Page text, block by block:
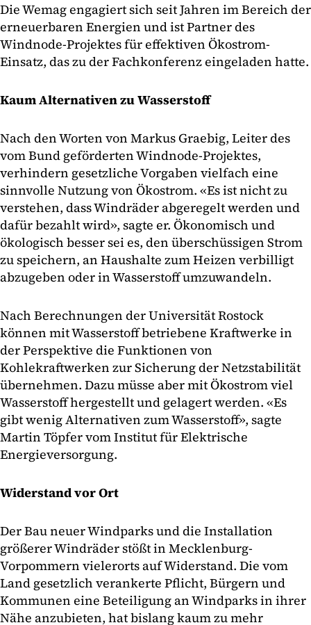
Die Wemag engagiert sich seit Jahren im Bereich der
erneuerbaren Energien und ist Partner des
Windnode-Projektes für effektiven Ökostrom-
Einsatz, das zu der Fachkonferenz eingeladen hatte.
Kaum Alternativen zu Wasserstoff
Nach den Worten von Markus Graebig, Leiter des
vom Bund geförderten Windnode-Projektes,
verhindern gesetzliche Vorgaben vielfach eine
sinnvolle Nutzung von Ökostrom. «Es ist nicht zu
verstehen, dass Windräder abgeregelt werden und
dafür bezahlt wird», sagte er. Ökonomisch und
ökologisch besser sei es, den überschüssigen Strom
zu speichern, an Haushalte zum Heizen verbilligt
abzugeben oder in Wasserstoff umzuwandeln.
Nach Berechnungen der Universität Rostock
können mit Wasserstoff betriebene Kraftwerke in
der Perspektive die Funktionen von
Kohlekraftwerken zur Sicherung der Netzstabilität
übernehmen. Dazu müsse aber mit Ökostrom viel
Wasserstoff hergestellt und gelagert werden. «Es
gibt wenig Alternativen zum Wasserstoff», sagte
Martin Töpfer vom Institut für Elektrische
Energieversorgung.
Widerstand vor Ort
Der Bau neuer Windparks und die Installation
größerer Windräder stößt in Mecklenburg-
Vorpommern vielerorts auf Widerstand. Die vom
Land gesetzlich verankerte Pflicht, Bürgern und
Kommunen eine Beteiligung an Windparks in ihrer
Nähe anzubieten, hat bislang kaum zu mehr